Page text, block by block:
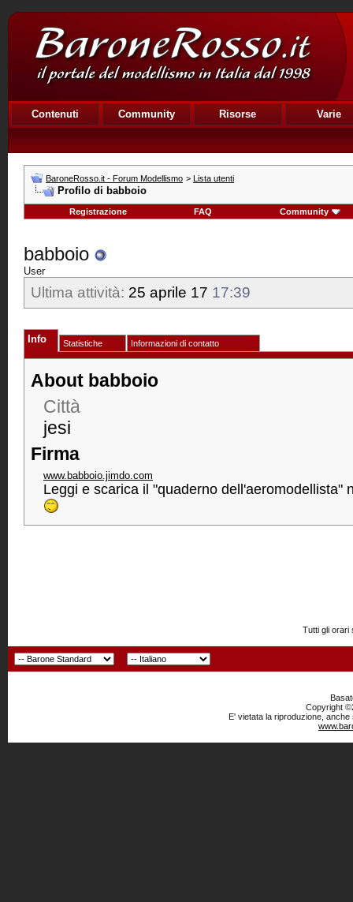
Contenuti Community Risorse Varie
BaroneRosso.it - Forum Modellismo > Lista utenti
Profilo di babboio
Registrazione FAQ Community
babboio
User
Ultima attività: 25 aprile 17 17:39
Info Statistiche Informazioni di contatto
About babboio
Città
jesi
Firma
www.babboio.jimdo.com
Leggi e scarica il "quaderno dell'aeromodellista"
Tutti gli orari
Copyright
E' vietata la riproduzione,